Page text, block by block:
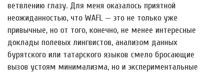
ветвлению глазу. Для меня оказалось приятной
неожиданностью, что WAFL — это не только уже
привычные, но от того, конечно, не менее интересные
доклады полевых лингвистов, анализом данных
бурятского или татарского языков смело бросающие
вызов устоям минимализма, но и экспериментальные